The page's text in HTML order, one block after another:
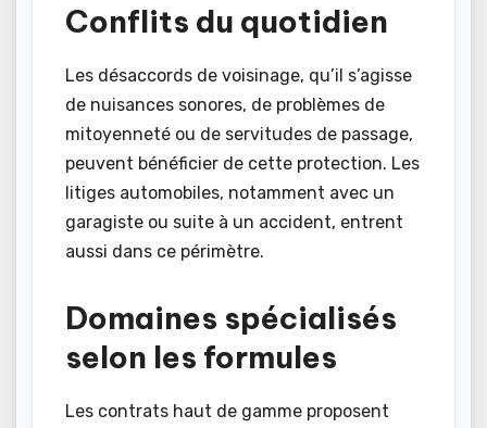
Conflits du quotidien
Les désaccords de voisinage, qu’il s’agisse
de nuisances sonores, de problèmes de
mitoyenneté ou de servitudes de passage,
peuvent bénéficier de cette protection. Les
litiges automobiles, notamment avec un
garagiste ou suite à un accident, entrent
aussi dans ce périmètre.
Domaines spécialisés
selon les formules
Les contrats haut de gamme proposent